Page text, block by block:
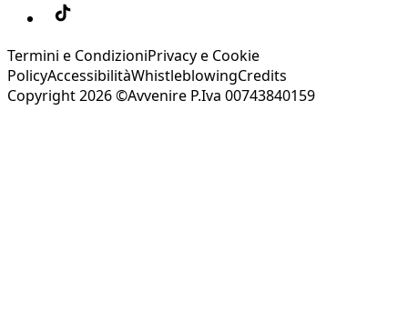
Termini e CondizioniPrivacy e Cookie
PolicyAccessibilitàWhistleblowingCredits
Copyright 2026 ©Avvenire P.Iva 00743840159